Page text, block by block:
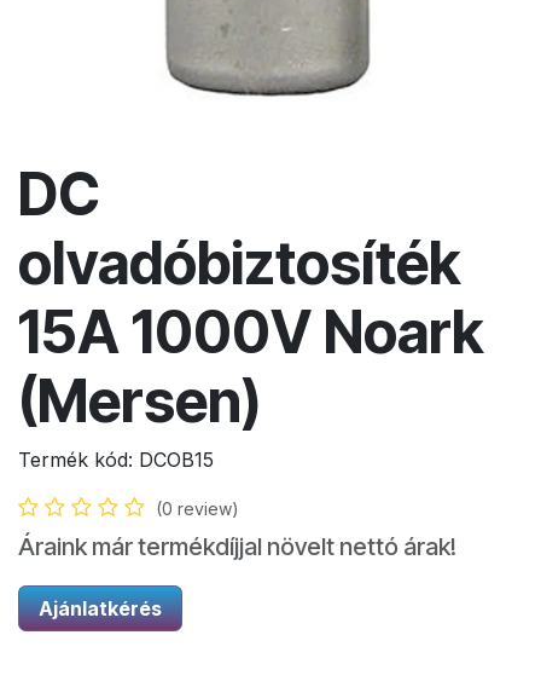
DC
olvadóbiztosíték
15A 1000V Noark
(Mersen)
Termék kód: DCOB15
(0 review)
Áraink már termékdíjjal növelt nettó árak!
Ajánlatkérés